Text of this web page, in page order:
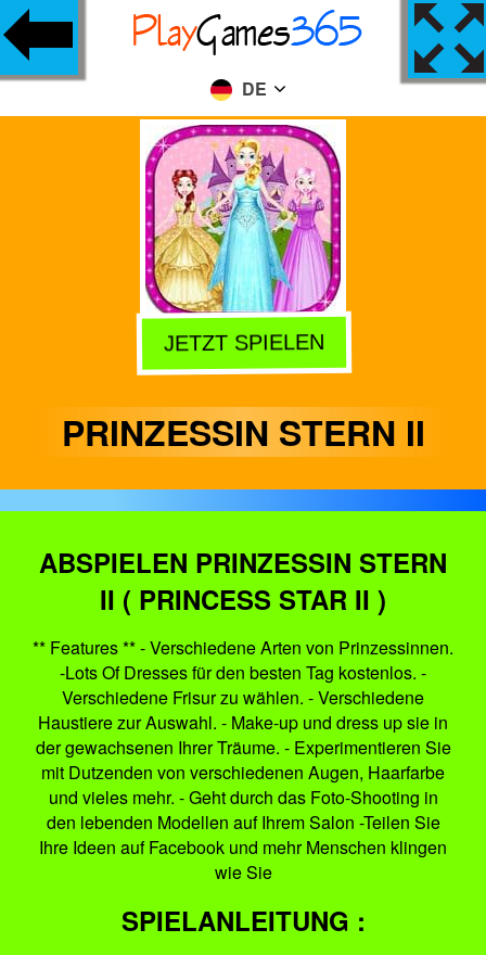
DE
JETZT SPIELEN
PRINZESSIN STERN II
ABSPIELEN PRINZESSIN STERN
II ( PRINCESS STAR II )
** Features ** - Verschiedene Arten von Prinzessinnen.
-Lots Of Dresses für den besten Tag kostenlos. -
Verschiedene Frisur zu wählen. - Verschiedene
Haustiere zur Auswahl. - Make-up und dress up sie in
der gewachsenen Ihrer Träume. - Experimentieren Sie
mit Dutzenden von verschiedenen Augen, Haarfarbe
und vieles mehr. - Geht durch das Foto-Shooting in
den lebenden Modellen auf Ihrem Salon -Teilen Sie
Ihre Ideen auf Facebook und mehr Menschen klingen
wie Sie
SPIELANLEITUNG :